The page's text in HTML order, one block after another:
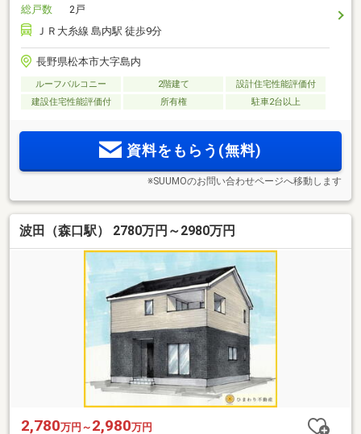
総戸数
2戸
ＪＲ大糸線 島内駅 徒歩9分
長野県松本市大字島内
ルーフバルコニー 2階建て
設計住宅性能評価付
建設住宅性能評価付
所有権 駐車2台以上
資料をもらう(無料)
※SUUMOのお問い合わせページへ移動します
波田（森口駅） 2780万円～2980万円
2,780万円～ 2,980万円